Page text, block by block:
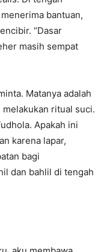
bantuan,
“Dasar
masih sempat
Matanya adalah
ritual suci.
Apakah ini
karena lapar,
bagi
dan bahlil di tengah